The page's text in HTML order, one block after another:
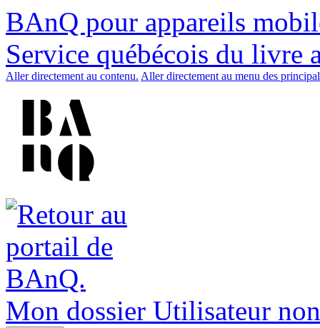
BAnQ pour appareils
Service québécois du livre
Aller directement au contenu. Aller directement au menu des
Mon dossier Utilisateur